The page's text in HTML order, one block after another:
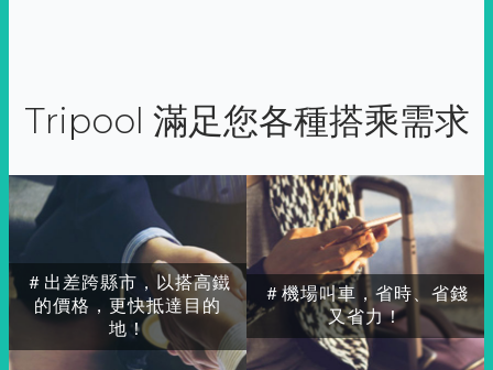
Tripool 滿足您各種搭乘需求
＃出差跨縣市，以搭高鐵
的價格，更快抵達目的
地！
＃機場叫車，省時、省錢
又省力！